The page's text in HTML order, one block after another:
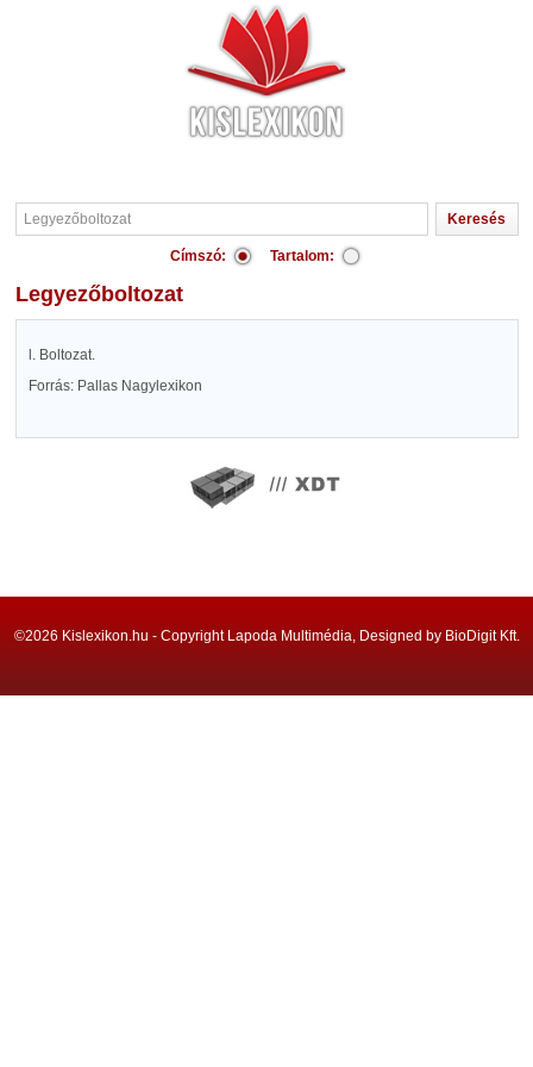
Címszó: Tartalom:
Legyezőboltozat
l. Boltozat.
Forrás: Pallas Nagylexikon
©2026 Kislexikon.hu - Copyright Lapoda Multimédia, Designed by BioDigit Kft.